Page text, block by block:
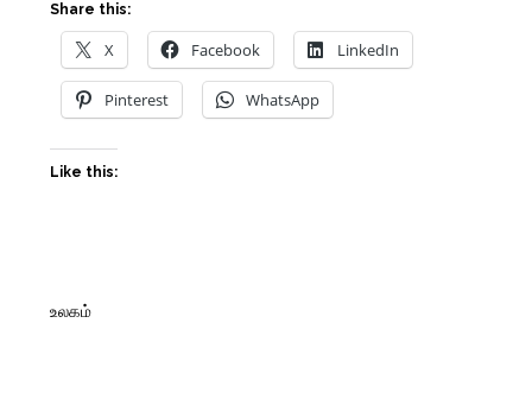
Share this:
X Facebook LinkedIn
Pinterest WhatsApp
Like this:
உலகம்